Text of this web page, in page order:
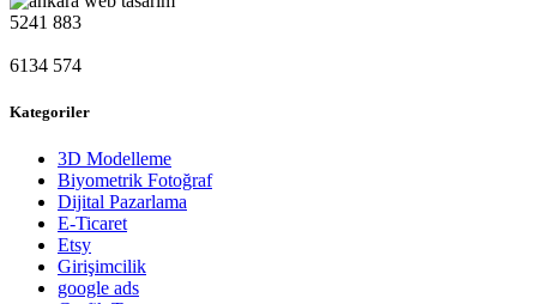
5241 883
6134 574
Kategoriler
3D Modelleme
Biyometrik Fotoğraf
Dijital Pazarlama
E-Ticaret
Etsy
Girişimcilik
google ads